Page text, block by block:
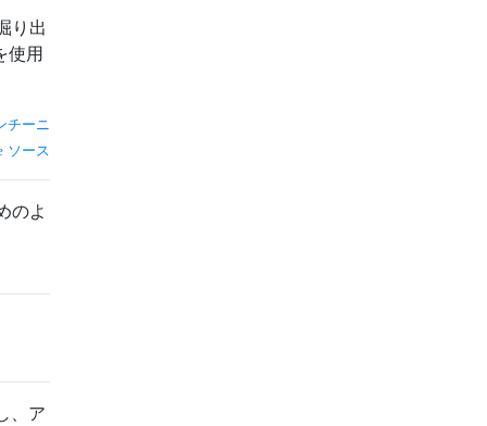
り出
使用
チーニ
ソース
のよ
、ア